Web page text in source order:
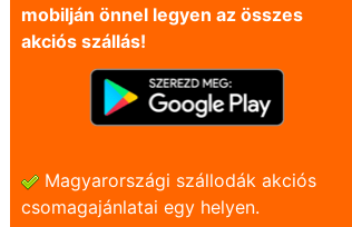
mobilján önnel legyen az összes
akciós szállás!
Magyarországi szállodák akciós
csomagajánlatai egy helyen.